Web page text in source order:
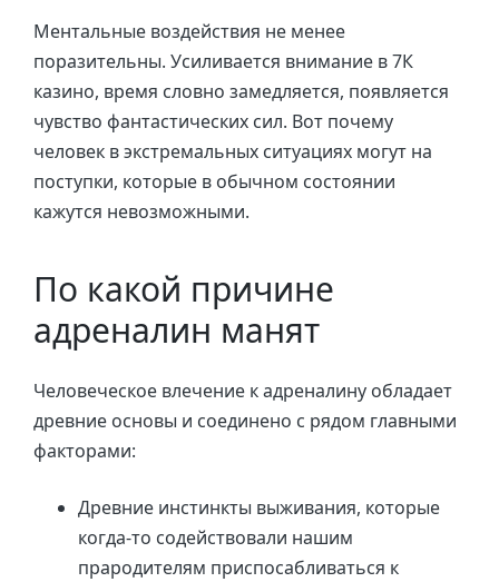
Ментальные воздействия не менее
поразительны. Усиливается внимание в 7К
казино, время словно замедляется, появляется
чувство фантастических сил. Вот почему
человек в экстремальных ситуациях могут на
поступки, которые в обычном состоянии
кажутся невозможными.
По какой причине
адреналин манят
Человеческое влечение к адреналину обладает
древние основы и соединено с рядом главными
факторами:
Древние инстинкты выживания, которые
когда-то содействовали нашим
прародителям приспосабливаться к